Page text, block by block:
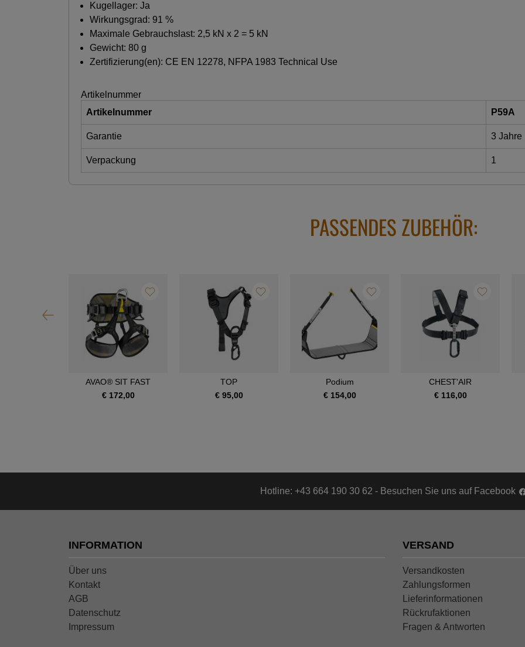
Kugellager: Ja
Wirkungsgrad: 91 %
Maximale Gebrauchslast: 2,5 kN x 2 = 5 kN
Gewicht: 80 g
Zertifizierung(en): CE EN 12278, NFPA 1983 Technical Use
Artikelnummer
Artikelnummer
P59A
Garantie 3 Jahre
Verpackung 1
PASSENDES ZUBEHÖR:
AVAO® SIT FAST
€ 172,00
TOP
€ 95,00
Podium
€ 154,00
CHEST'AIR
€ 116,00
Hotline: +43 664 190 30 62 - Besuchen Sie uns auf Facebook
INFORMATION
Über uns
Kontakt
AGB
Datenschutz
Impressum
VERSAND
Versandkosten
Zahlungsformen
Lieferinformationen
Rückrufaktionen
Fragen & Antworten